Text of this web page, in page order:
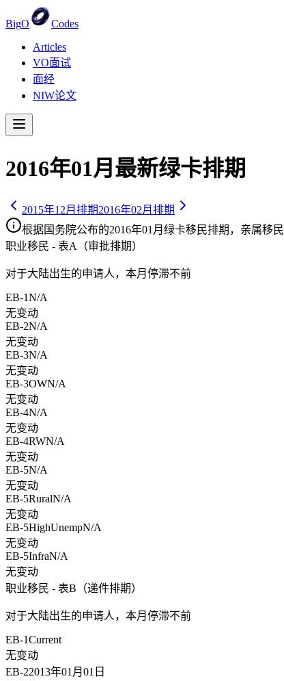
BigO
Codes
Articles
VO面试
面经
NIW论文
2016年01月最新绿卡排期
2015年12月排期2016年02月排期
根据国务院公布的2016年01 月绿卡移民排期，亲属移民
职业移民 - 表A（审批排期）
对于大陆出生的申请人， 本月停滞不前
EB-1N/A
无变动
EB-2N/A
无变动
EB-3N/A
无变动
EB-3OWN/A
无变动
EB-4N/A
无变动
EB-4RWN/A
无变动
EB-5N/A
无变动
EB-5RuralN/A
无变动
EB-5HighUnempN/A
无变动
EB-5InfraN/A
无变动
职业移民 - 表B（递件排期）
对于大陆出生的申请人， 本月停滞不前
EB-1Current
无变动
EB-22013年01月01日